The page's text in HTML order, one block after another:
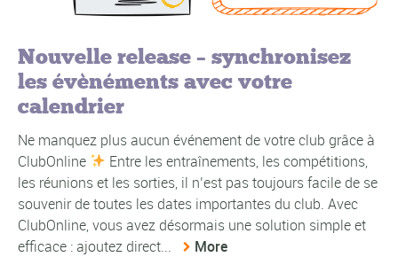
Nouvelle release – synchronisez
les évènéments avec votre
calendrier
Ne manquez plus aucun événement de votre club grâce à
ClubOnline
Entre les entraînements, les compétitions,
les réunions et les sorties, il n’est pas toujours facile de se
souvenir de toutes les dates importantes du club. Avec
ClubOnline, vous avez désormais une solution simple et
efficace : ajoutez direct...
More